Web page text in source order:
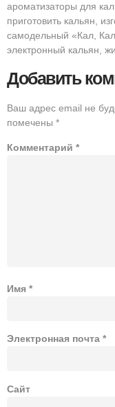
ароматизаторы для
приготовить кальян,
самодельный «Кал,
электронный кальян,
Добавить
Ваш адрес email не
помечены *
Комментарий *
Имя *
Электронная почта *
Сайт